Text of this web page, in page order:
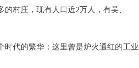
村庄，现有人口近2万人，有吴、
时代的繁华；这里曾是炉火通红的工业